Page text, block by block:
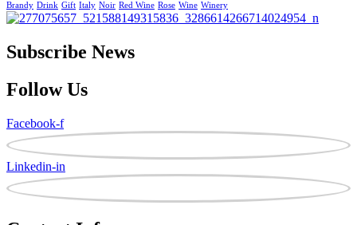
Brandy Drink Gift Italy Noir Red Wine Rose Wine Winery
Subscribe News
Follow Us
Facebook-f
Linkedin-in